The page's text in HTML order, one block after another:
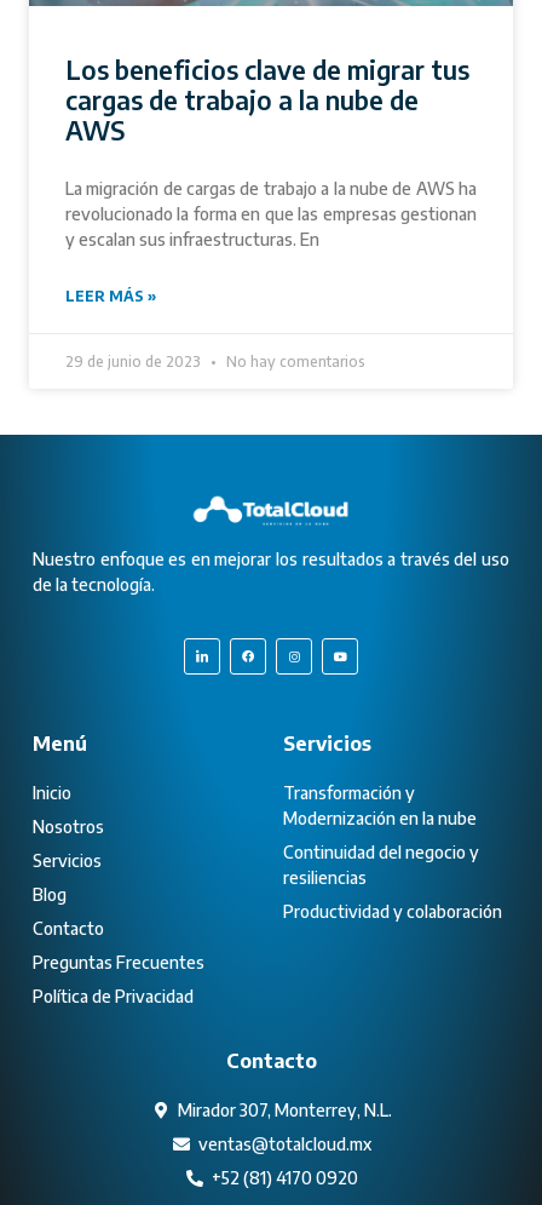
Los beneficios clave de migrar tus
cargas de trabajo a la nube de
AWS
La migración de cargas de trabajo a la nube de AWS ha
revolucionado la forma en que las empresas gestionan
y escalan sus infraestructuras. En
LEER MÁS »
29 de junio de 2023 No hay comentarios
Nuestro enfoque es en mejorar los resultados a través del uso
de la tecnología.
Menú
Inicio
Nosotros
Servicios
Blog
Contacto
Preguntas Frecuentes
Política de Privacidad
Servicios
Transformación y
Modernización en la nube
Continuidad del negocio y
resiliencias
Productividad y colaboración
Contacto
Mirador 307, Monterrey, N.L.
ventas@totalcloud.mx
+52 (81) 4170 0920